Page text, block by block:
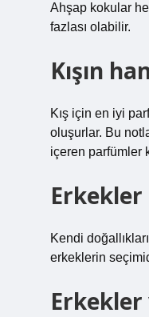
Ahşap kokular
fazlası olabilir.
Kışın
Kış için en iyi
oluşurlar. Bu
içeren parfümler
Erkekler
Kendi
erkeklerin